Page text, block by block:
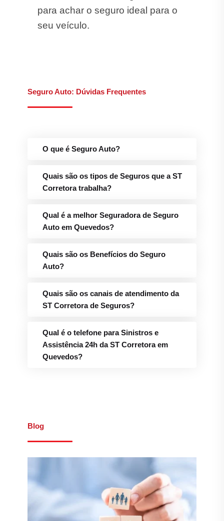
para achar o seguro ideal para o
seu veículo.
Seguro Auto: Dúvidas Frequentes
O que é Seguro Auto?
Quais são os tipos de Seguros que a ST
Corretora trabalha?
Qual é a melhor Seguradora de Seguro
Auto em Quevedos?
Quais são os Benefícios do Seguro
Auto?
Quais são os canais de atendimento da
ST Corretora de Seguros?
Qual é o telefone para Sinistros e
Assistência 24h da ST Corretora em
Quevedos?
Blog